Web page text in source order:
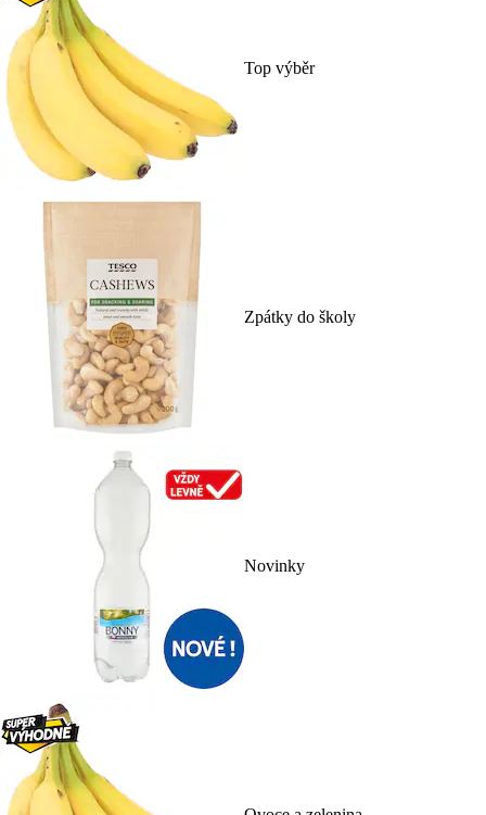
Top výběr
Zpátky do školy
Novinky